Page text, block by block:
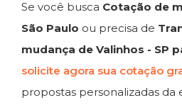
Se você busca Cotação de
São Paulo ou precisa de
mudança de Valinhos - SP
solicite agora sua cotação
propostas personalizadas da